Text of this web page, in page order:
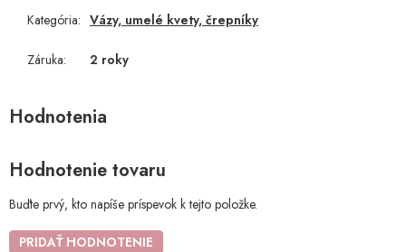
Kategória: Vázy, umelé kvety, črepníky
Záruka: 2 roky
Hodnotenie tovaru
Buďte prvý, kto napíše príspevok k tejto položke.
PRIDAŤ HODNOTENIE